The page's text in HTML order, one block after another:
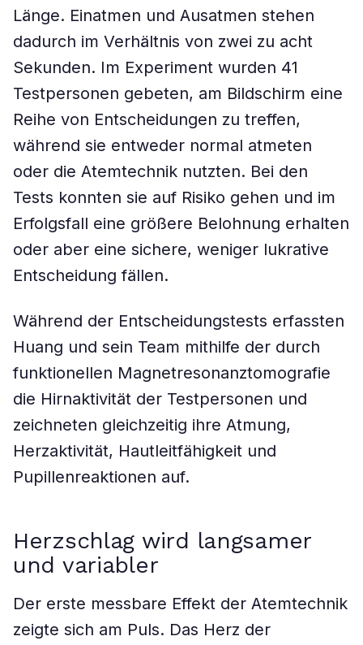
Länge. Einatmen und Ausatmen stehen
dadurch im Verhältnis von zwei zu acht
Sekunden. Im Experiment wurden 41
Testpersonen gebeten, am Bildschirm eine
Reihe von Entscheidungen zu treffen,
während sie entweder normal atmeten
oder die Atemtechnik nutzten. Bei den
Tests konnten sie auf Risiko gehen und im
Erfolgsfall eine größere Belohnung erhalten
oder aber eine sichere, weniger lukrative
Entscheidung fällen.
Während der Entscheidungstests erfassten
Huang und sein Team mithilfe der durch
funktionellen Magnetresonanztomografie
die Hirnaktivität der Testpersonen und
zeichneten gleichzeitig ihre Atmung,
Herzaktivität, Hautleitfähigkeit und
Pupillenreaktionen auf.
Herzschlag wird langsamer
und variabler
Der erste messbare Effekt der Atemtechnik
zeigte sich am Puls. Das Herz der